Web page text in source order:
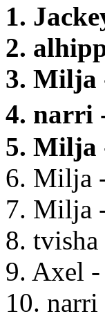
1.
2.
3. Milja
4. narri
5. Milja
6. Milja
7. Milja
8.
9. Axel
10.